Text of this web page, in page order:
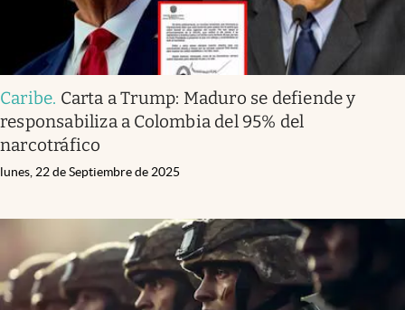
Caribe. Carta a Trump: Maduro se defiende y
responsabiliza a Colombia del 95% del
narcotráfico
lunes, 22 de Septiembre de 2025